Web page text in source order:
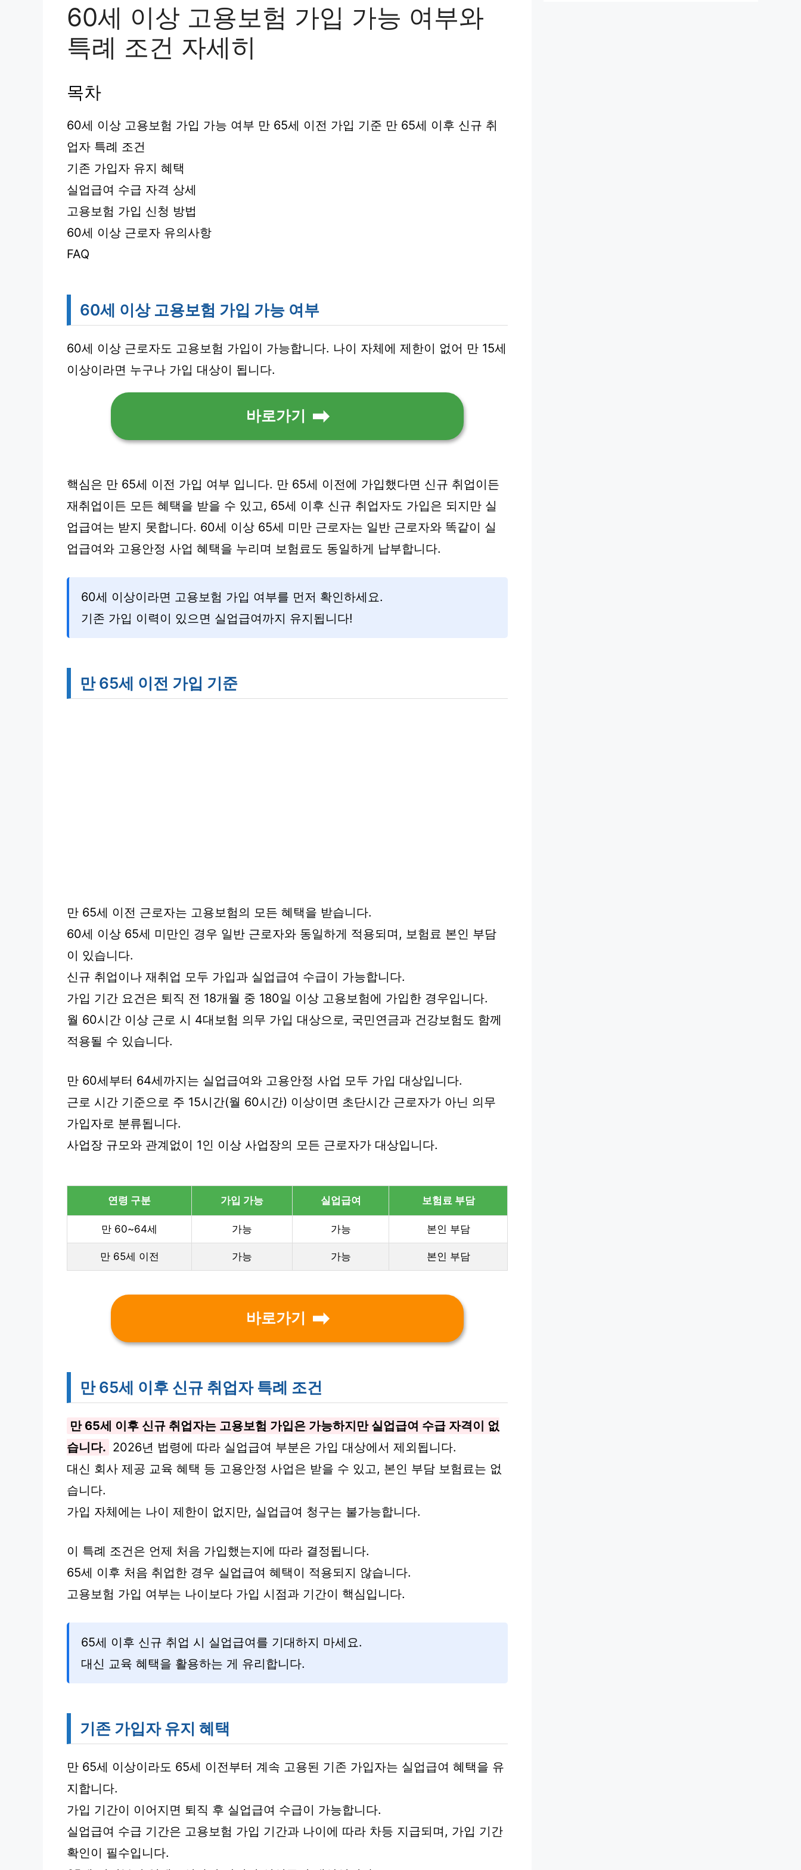
60세 이상 고용보험 가입 가능 여부와
특례 조건 자세히
목차
60세 이상 고용보험 가입 가능 여부 만 65세 이전 가입 기준 만 65세 이후 신규 취
업자 특례 조건
기존 가입자 유지 혜택
실업급여 수급 자격 상세
고용보험 가입 신청 방법
60세 이상 근로자 유의사항
FAQ
60세 이상 고용보험 가입 가능 여부
60세 이상 근로자도 고용보험 가입이 가능합니다. 나이 자체에 제한이 없어 만 15세
이상이라면 누구나 가입 대상이 됩니다.
바로가기
핵심은 만 65세 이전 가입 여부 입니다. 만 65세 이전에 가입했다면 신규 취업이든
재취업이든 모든 혜택을 받을 수 있고, 65세 이후 신규 취업자도 가입은 되지만 실
업급여는 받지 못합니다. 60세 이상 65세 미만 근로자는 일반 근로자와 똑같이 실
업급여와 고용안정 사업 혜택을 누리며 보험료도 동일하게 납부합니다.
60세 이상이라면 고용보험 가입 여부를 먼저 확인하세요.
기존 가입 이력이 있으면 실업급여까지 유지됩니다!
만 65세 이전 가입 기준
만 65세 이전 근로자는 고용보험의 모든 혜택을 받습니다.
60세 이상 65세 미만인 경우 일반 근로자와 동일하게 적용되며, 보험료 본인 부담
이 있습니다.
신규 취업이나 재취업 모두 가입과 실업급여 수급이 가능합니다.
가입 기간 요건은 퇴직 전 18개월 중 180일 이상 고용보험에 가입한 경우입니다.
월 60시간 이상 근로 시 4대보험 의무 가입 대상으로, 국민연금과 건강보험도 함께
적용될 수 있습니다.
만 60세부터 64세까지는 실업급여와 고용안정 사업 모두 가입 대상입니다.
근로 시간 기준으로 주 15시간(월 60시간) 이상이면 초단시간 근로자가 아닌 의무
가입자로 분류됩니다.
사업장 규모와 관계없이 1인 이상 사업장의 모든 근로자가 대상입니다.
연령 구분 가입 가능 실업급여 보험료 부담
만 60~64세 가능 가능 본인 부담
만 65세 이전 가능 가능 본인 부담
바로가기
만 65세 이후 신규 취업자 특례 조건
만 65세 이후 신규 취업자는 고용보험 가입은 가능하지만 실업급여 수급 자격이 없
습니다. 2026년 법령에 따라 실업급여 부분은 가입 대상에서 제외됩니다.
대신 회사 제공 교육 혜택 등 고용안정 사업은 받을 수 있고, 본인 부담 보험료는 없
습니다.
가입 자체에는 나이 제한이 없지만, 실업급여 청구는 불가능합니다.
이 특례 조건은 언제 처음 가입했는지에 따라 결정됩니다.
65세 이후 처음 취업한 경우 실업급여 혜택이 적용되지 않습니다.
고용보험 가입 여부는 나이보다 가입 시점과 기간이 핵심입니다.
65세 이후 신규 취업 시 실업급여를 기대하지 마세요.
대신 교육 혜택을 활용하는 게 유리합니다.
기존 가입자 유지 혜택
만 65세 이상이라도 65세 이전부터 계속 고용된 기존 가입자는 실업급여 혜택을 유
지합니다.
가입 기간이 이어지면 퇴직 후 실업급여 수급이 가능합니다.
실업급여 수급 기간은 고용보험 가입 기간과 나이에 따라 차등 지급되며, 가입 기간
확인이 필수입니다.